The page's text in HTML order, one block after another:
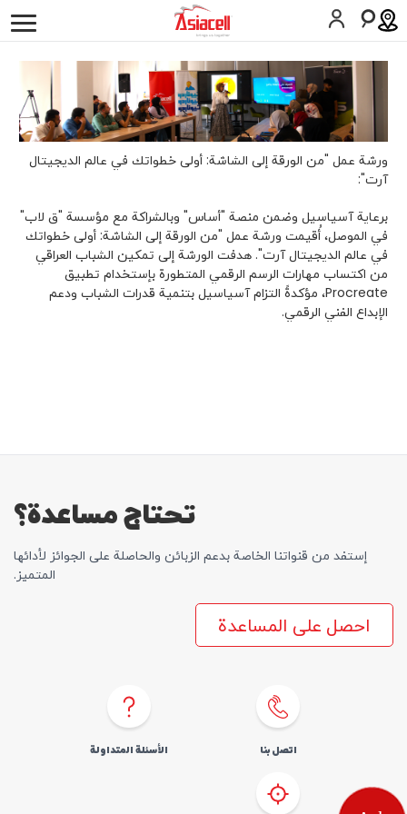
أفرادأعمالي لمحة عن الشركة وظائف المدونات
التأريخ
علاقات المستثمرين
بيانات صحفية
الأخبار
الإستدامة
كوردىEnglish
ورشة عمل "من الورقة إلى الشاشة: أولى خطواتك في عالم الديجيتال
آرت":
برعاية آسياسيل وضمن منصة "أساس" وبالشراكة مع مؤسسة "ق لاب"
في الموصل، أُقيمت ورشة عمل "من الورقة إلى الشاشة: أولى خطواتك
في عالم الديجيتال آرت". هدفت الورشة إلى تمكين الشباب العراقي
من اكتساب مهارات الرسم الرقمي المتطورة بإستخدام تطبيق
Procreate، مؤكدةً التزام آسياسيل بتنمية قدرات الشباب ودعم
الإبداع الفني الرقمي.
تحتاج مساعدة؟
إستفد من قنواتنا الخاصة بدعم الزبائن والحاصلة علی الجوائز لأدائها
المتمیز.
احصل على المساعدة
اتصل بنا الأسئلة المتداولة